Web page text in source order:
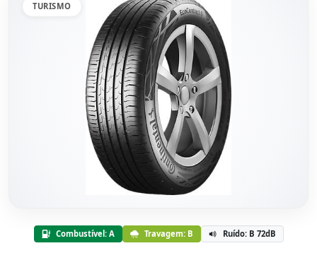
TURISMO
Combustível: A Travagem: B Ruído: B 72dB